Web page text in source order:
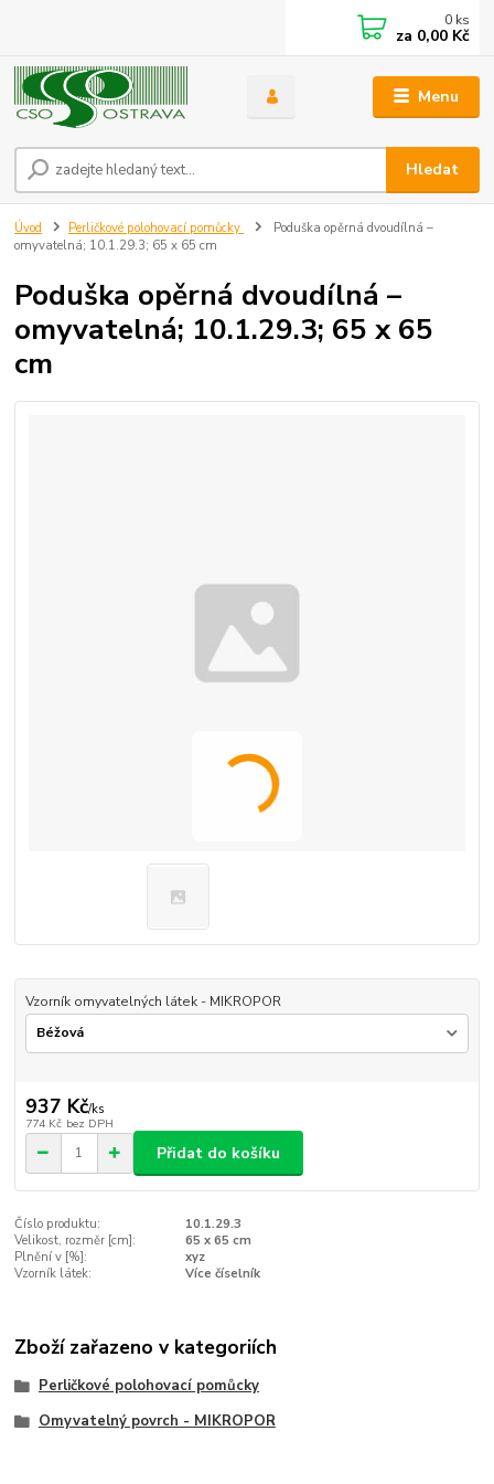
Menu
Hledat
0 ks
za 0,00 Kč
Úvod Perličkové polohovací pomůcky
Poduška opěrná dvoudílná –
omyvatelná; 10.1.29.3; 65 x 65 cm
Poduška opěrná dvoudílná –
omyvatelná; 10.1.29.3; 65 x 65
cm
Vzorník omyvatelných látek - MIKROPOR
937 Kč/ks
774 Kč bez DPH
Přidat do košíku
Číslo produktu:
10.1.29.3
Velikost, rozměr [cm]:
65 x 65 cm
Plnění v [%]:
xyz
Vzorník látek:
Více číselník
Zboží zařazeno v kategoriích
Perličkové polohovací pomůcky
Omyvatelný povrch - MIKROPOR